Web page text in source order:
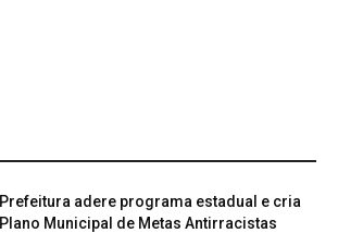
Prefeitura adere programa estadual e cria
Plano Municipal de Metas Antirracistas